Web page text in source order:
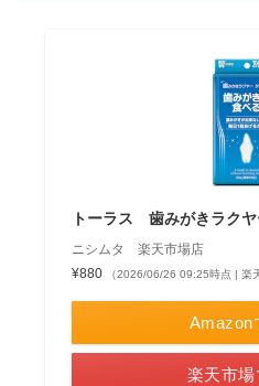
トーラス 歯みがきラク
ニシムタ 楽天市場店
¥880
（2026/06/26 09:25時点 | 楽
Amazon
楽天市場